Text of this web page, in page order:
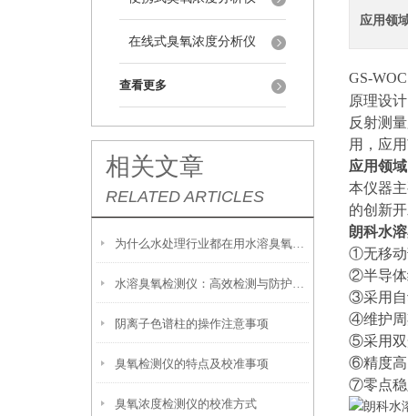
在线式臭氧浓度分析仪
查看更多
相关文章
RELATED ARTICLES
为什么水处理行业都在用水溶臭氧检测仪？关键原因在这里
水溶臭氧检测仪：高效检测与防护的必备仪器
阴离子色谱柱的操作注意事项
臭氧检测仪的特点及校准事项
臭氧浓度检测仪的校准方式
应用领
GS-
原理设
反射测
用，应
应用领域
本仪器
的创新开
朗科水
①无移动
②半导体
③采用自
④维护周
⑤采用双
⑥精度高
⑦零点